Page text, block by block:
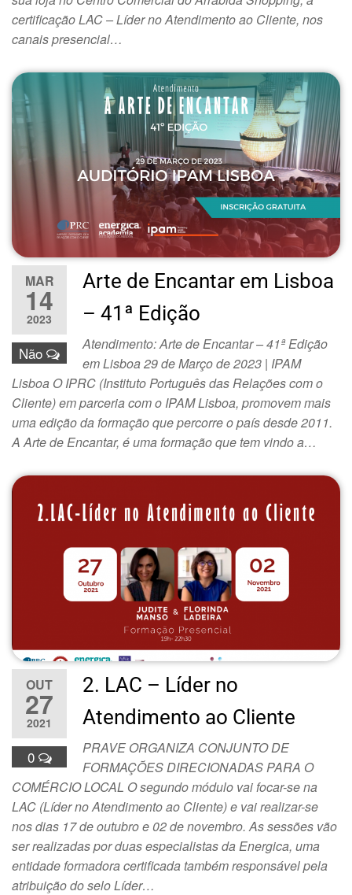
certificação LAC – Líder no Atendimento ao Cliente, nos
canais presencial…
MAR
14
2023
Não
Arte de Encantar em Lisboa
– 41ª Edição
Atendimento: Arte de Encantar – 41ª Edição
em Lisboa 29 de Março de 2023 | IPAM
Lisboa O IPRC (Instituto Português das Relações com o
Cliente) em parceria com o IPAM Lisboa, promovem mais
uma edição da formação que percorre o país desde 2011.
A Arte de Encantar, é uma formação que tem vindo a…
OUT
27
2021
0
2. LAC – Líder no
Atendimento ao Cliente
PRAVE ORGANIZA CONJUNTO DE
FORMAÇÕES DIRECIONADAS PARA O
COMÉRCIO LOCAL O segundo módulo vai focar-se na
LAC (Líder no Atendimento ao Cliente) e vai realizar-se
nos dias 17 de outubro e 02 de novembro. As sessões vão
ser realizadas por duas especialistas da Energica, uma
entidade formadora certificada também responsável pela
atribuição do selo Líder…